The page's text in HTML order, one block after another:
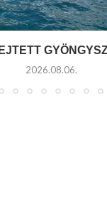
2026.08.06.